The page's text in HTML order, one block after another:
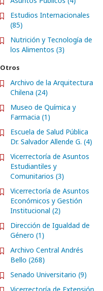
Estudios Internacionales
(85)
Nutrición y Tecnología de
los Alimentos (3)
Otros
Archivo de la Arquitectura
Chilena (24)
Museo de Química y
Farmacia (1)
Escuela de Salud Pública
Dr. Salvador Allende G. (4)
Vicerrectoría de Asuntos
Estudiantiles y
Comunitarios (3)
Vicerrectoría de Asuntos
Económicos y Gestión
Institucional (2)
Dirección de Igualdad de
Género (1)
Archivo Central Andrés
Bello (268)
Senado Universitario (9)